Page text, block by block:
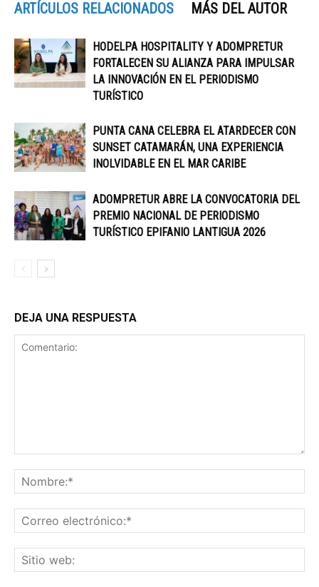
ARTÍCULOS RELACIONADOS MÁS DEL AUTOR
HODELPA HOSPITALITY Y ADOMPRETUR
FORTALECEN SU ALIANZA PARA IMPULSAR
LA INNOVACIÓN EN EL PERIODISMO
TURÍSTICO
PUNTA CANA CELEBRA EL ATARDECER CON
SUNSET CATAMARÁN, UNA EXPERIENCIA
INOLVIDABLE EN EL MAR CARIBE
ADOMPRETUR ABRE LA CONVOCATORIA DEL
PREMIO NACIONAL DE PERIODISMO
TURÍSTICO EPIFANIO LANTIGUA 2026
DEJA UNA RESPUESTA